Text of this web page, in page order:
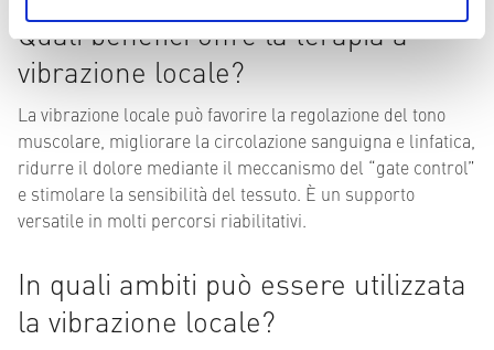
Quali benefici offre la terapia a
vibrazione locale?
La vibrazione locale può favorire la regolazione del tono
muscolare, migliorare la circolazione sanguigna e linfatica,
ridurre il dolore mediante il meccanismo del “gate control”
e stimolare la sensibilità del tessuto. È un supporto
versatile in molti percorsi riabilitativi.
In quali ambiti può essere utilizzata
la vibrazione locale?